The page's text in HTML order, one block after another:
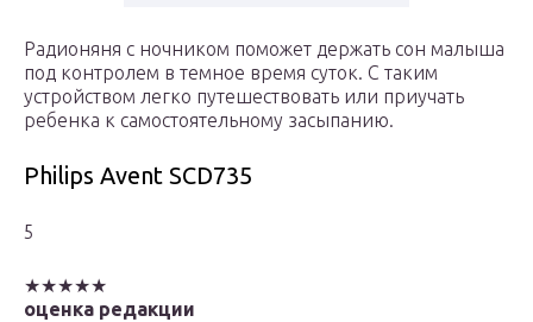
Радионяня с ночником поможет держать сон малыша
под контролем в темное время суток. С таким
устройством легко путешествовать или приучать
ребенка к самостоятельному засыпанию.
Philips Avent SCD735
5
★★★★★
оценка редакции